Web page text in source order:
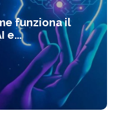
funziona il
e...